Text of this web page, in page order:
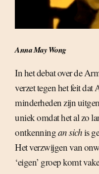
Anna May Wong
In het debat over de
verzet tegen het feit dat
minderheden zijn
uniek omdat het al zo
ontkenningan sichis
Het verzwijgen van
‘eigen’ groep komt